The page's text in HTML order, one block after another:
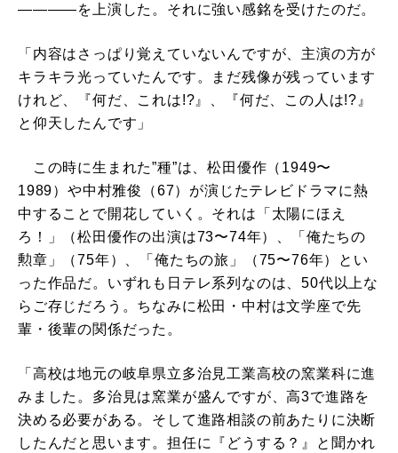
————を上演した。それに強い感銘を受けたのだ。
「内容はさっぱり覚えていないんですが、主演の方が
キラキラ光っていたんです。まだ残像が残っています
けれど、『何だ、これは!?』、『何だ、この人は!?』
と仰天したんです」
この時に生まれた”種”は、松田優作（1949〜
1989）や中村雅俊（67）が演じたテレビドラマに熱
中することで開花していく。それは「太陽にほえ
ろ！」（松田優作の出演は73〜74年）、「俺たちの
勲章」（75年）、「俺たちの旅」（75〜76年）とい
った作品だ。いずれも日テレ系列なのは、50代以上な
らご存じだろう。ちなみに松田・中村は文学座で先
輩・後輩の関係だった。
「高校は地元の岐阜県立多治見工業高校の窯業科に進
みました。多治見は窯業が盛んですが、高3で進路を
決める必要がある。そして進路相談の前あたりに決断
したんだと思います。担任に『どうする？』と聞かれ